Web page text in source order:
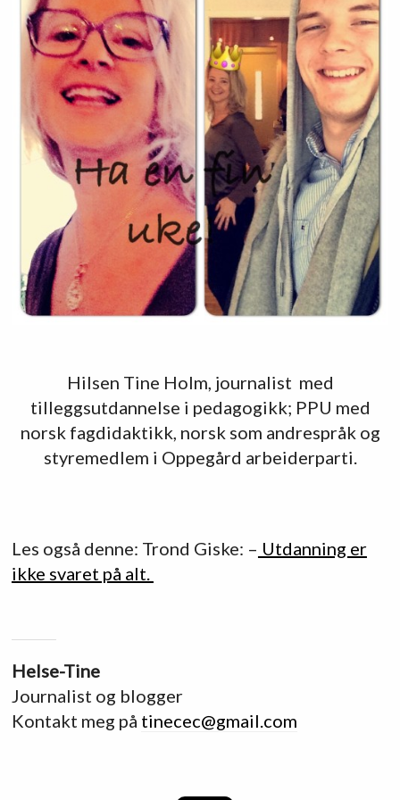
Hilsen Tine Holm, journalist med
tilleggsutdannelse i pedagogikk; PPU med
norsk fagdidaktikk, norsk som andrespråk og
styremedlem i Oppegård arbeiderparti.
Les også denne: Trond Giske: – Utdanning er
ikke svaret på alt.
Helse-Tine
Journalist og blogger
Kontakt meg på tinecec@gmail.com